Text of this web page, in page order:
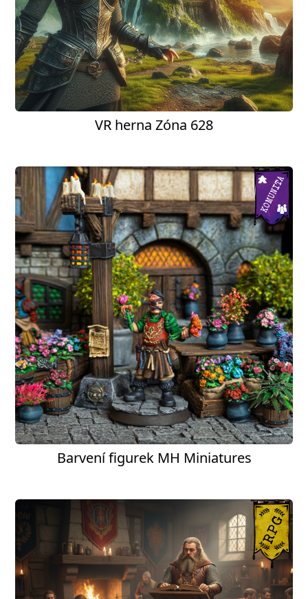
VR herna Zóna 628
Barvení figurek MH Miniatures